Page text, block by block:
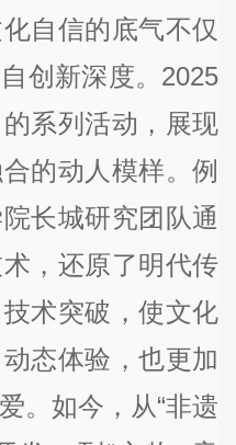
自信的底气不仅
创新深度。2025
系列活动，展现
的动人模样。例
长城研究团队通
，还原了明代传
术突破，使文化
态体验，也更加
。如今，从“非遗